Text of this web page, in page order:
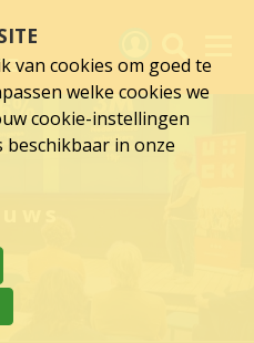
je aan
UCK
van cookies om goed te
welke cookies we
cookie-instellingen
in onze